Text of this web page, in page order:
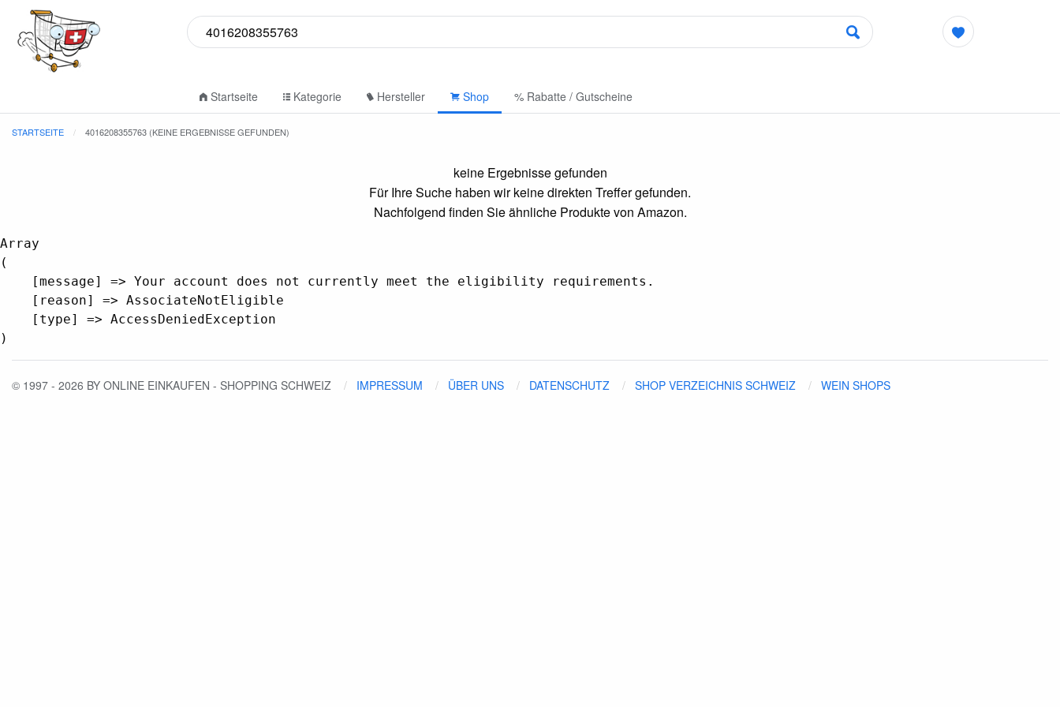
Startseite Kategorie Hersteller Shop % Rabatte / Gutscheine
STARTSEITE 4016208355763 (KEINE ERGEBNISSE GEFUNDEN)
keine Ergebnisse gefunden
Für Ihre Suche haben wir keine direkten Treffer gefunden.
Nachfolgend finden Sie ähnliche Produkte von Amazon.
Array
(
    [message] => Your account does not currently meet the eligibility requirements.
    [reason] => AssociateNotEligible
    [type] => AccessDeniedException
© 1997 - 2026 BY ONLINE EINKAUFEN - SHOPPING SCHWEIZ IMPRESSUM ÜBER UNS DATENSCHUTZ SHOP VERZEICHNIS SCHWEIZ WEIN SHOPS